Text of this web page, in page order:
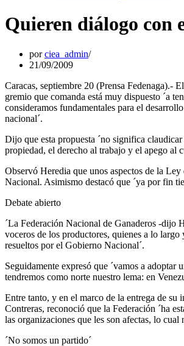
Quieren diálogo con
porciea_admin
21/09/2009
Caracas, septiembre 20 (Prensa Fedenaga).-
gremio que comanda está muy dispuesto ´a
consideramos fundamentales para el
nacional´.
Dijo que esta propuesta ´no significa
propiedad, el derecho al trabajo y el apego al
Observó Heredia que unos aspectos de la
Nacional. Asimismo destacó que ´ya por fin
Debate abierto
´La Federación Nacional de Ganaderos -dijo
voceros de los productores, quienes a lo
resueltos por el Gobierno Nacional´.
Seguidamente expresó que ´vamos a
tendremos como norte nuestro lema: en
Entre tanto, y en el marco de la entrega de
Contreras, reconoció que la Federación ´ha
las organizaciones que les son afectas, lo
´No somos un partido´